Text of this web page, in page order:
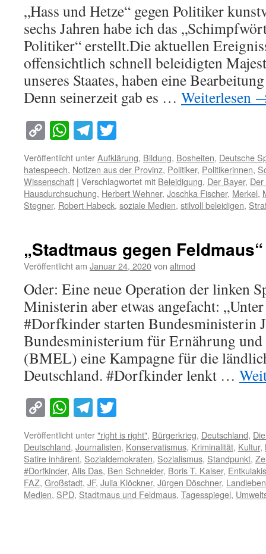
„Hass und Hetze“ gegen Politiker
sechs Jahren habe ich das
Politiker“ erstellt.Die aktuellen
offensichtlich schnell beleidigten
unseres Staates, haben eine
Denn seinerzeit gab es … Weiterlesen
Copy
Link
WhatsApp
Telegram
Veröffentlicht unterAufklärung, Bildung, Bosheiten, Deutsche
hatespeech, Notizen aus der Provinz, Politiker, Politikerinnen,
Wissenschaft | Verschlagwortet mit Beleidigung, Der Bayer,
Hausdurchsuchung, Herbert Wehner, Joschka Fischer, Merkel,
Stegner, Robert Habeck, soziale Medien, stilvoll beleidigen,
„Stadtmaus gegen Feldmaus“
Veröffentlicht am Januar 24, 2020von altmod
Oder: Eine neue Operation der linken
Ministerin aber etwas angefacht:
#Dorfkinder starten Bundesministerin
Bundesministerium für Ernährung
(BMEL) eine Kampagne für die
Deutschland. #Dorfkinder lenkt …
Copy
Link
WhatsApp
Telegram
Veröffentlicht unter"right is right", Bürgerkrieg, Deutschland,
Deutschland, Journalisten, Konservatismus, Kriminalität, Kultur,
Satire inhärent, Sozialdemokraten, Sozialismus, Standpunkt,
#Dorfkinder, Alis Das, Ben Schneider, Boris T. Kaiser,
FAZ, Großstadt, JF, Julia Klöckner, Jürgen Döschner, Landleben
Medien, SPD, Stadtmaus und Feldmaus, Tagesspiegel,